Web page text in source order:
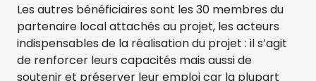
Les autres bénéficiaires sont les 30 membres du
partenaire local attachés au projet, les acteurs
indispensables de la réalisation du projet : il s’agit
de renforcer leurs capacités mais aussi de
soutenir et préserver leur emploi car la plupart